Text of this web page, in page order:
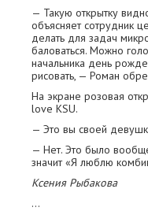
— Такую открытку
объясняет сотрудник
делать для задач
баловаться. Можно
начальника день
рисовать, — Роман
На экране розовая
love KSU.
— Это вы своей
— Нет. Это было
значит «Я люблю
Ксения Рыбакова
…